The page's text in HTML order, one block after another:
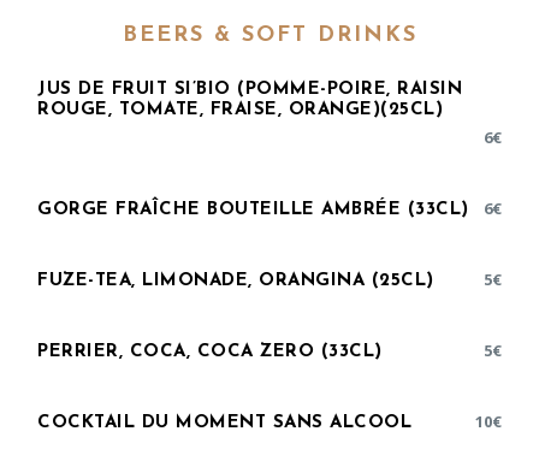
BEERS & SOFT DRINKS
JUS DE FRUIT SI’BIO (POMME-POIRE, RAISIN
ROUGE, TOMATE, FRAISE, ORANGE)(25CL)
6€
GORGE FRAÎCHE BOUTEILLE AMBRÉE (33CL) 6€
FUZE-TEA, LIMONADE, ORANGINA (25CL) 5€
PERRIER, COCA, COCA ZERO (33CL) 5€
COCKTAIL DU MOMENT SANS ALCOOL 10€